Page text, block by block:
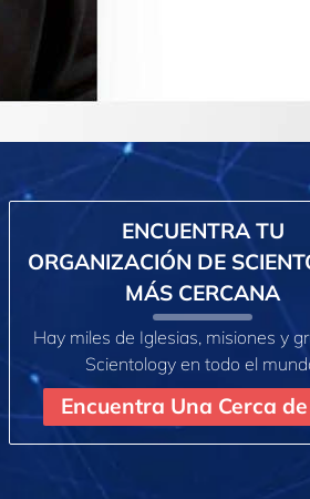
ENCUENTRA TU
ORGANIZACIÓN DE
MÁS CERCANA
Hay miles de Iglesias, misiones y
Scientology en todo el
Encuentra Una Cerca